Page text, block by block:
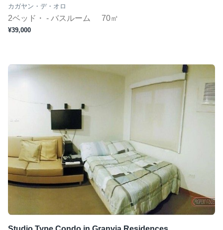
カガヤン・デ・オロ
2ベッド・ - バスルーム 70㎡
¥39,000